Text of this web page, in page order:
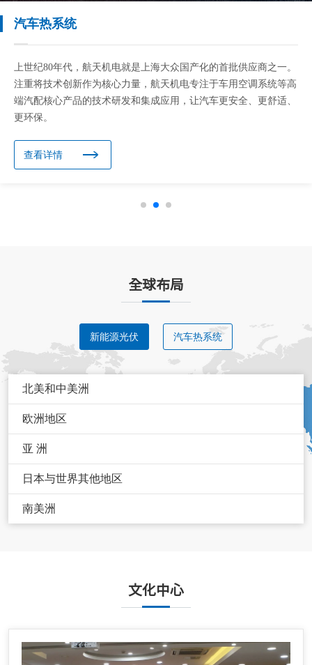
汽车热系统
上世纪80年代，航天机电就是上海大众国产化的首批供应商之一。
注重将技术创新作为核心力量，航天机电专注于车用空调系统等高
端汽配核心产品的技术研发和集成应用，让汽车更安全、更舒适、
更环保。
查看详情
全球布局
新能源光伏 汽车热系统
北美和中美洲
欧洲地区
亚 洲
日本与世界其他地区
南美洲
文化中心